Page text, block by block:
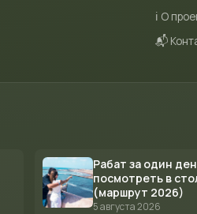
ℹ️ О
📬
Рабат за один
посмотреть в
(маршрут 2026)
5 августа 2026